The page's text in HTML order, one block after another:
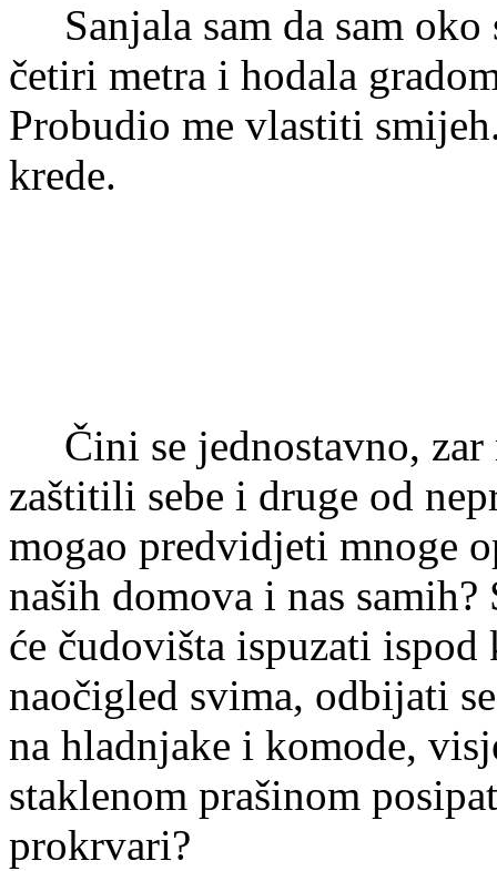
Sanjala sam da sam oko
četiri metra i hodala
Probudio me vlastiti
krede.
Čini se jednostavno, zar
zaštitili sebe i druge od
mogao predvidjeti mnoge
naših domova i nas
će čudovišta ispuzati
naočigled svima, odbijati
na hladnjake i komode,
staklenom prašinom
prokrvari?